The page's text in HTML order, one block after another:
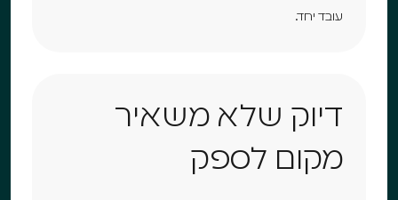
עובד יחד.
דיוק שלא משאיר
מקום לספק